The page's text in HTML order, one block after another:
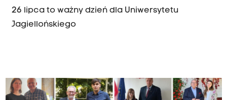
26 lipca to ważny dzień dla Uniwersytetu
Jagiellońskiego